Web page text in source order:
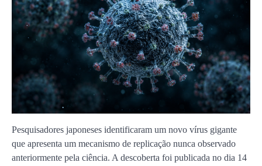
Pesquisadores japoneses identificaram um novo vírus gigante
que apresenta um mecanismo de replicação nunca observado
anteriormente pela ciência. A descoberta foi publicada no dia 14